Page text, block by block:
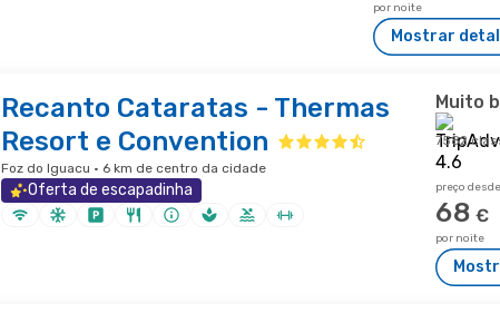
por noite
Mostrar
Recanto Cataratas - Thermas
Resort e Convention
Foz do Iguacu · 6 km de centro da cidade
Oferta de escapadinha
Muito
7582
preço desde
68 €
por noite